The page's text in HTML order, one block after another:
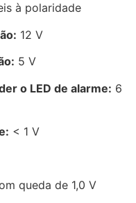
à polaridade
12 V
5 V
o LED de alarme: 6
< 1 V
queda de 1,0 V